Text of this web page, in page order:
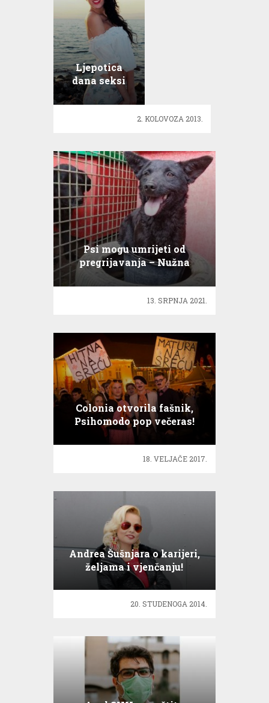
Ljepotica
dana seksi
Dea buduća je
medicinska
2. KOLOVOZA 2013.
Psi mogu umrijeti od
pregrijavanja – Nužna
zaštita životinja od vrućine
13. SRPNJA 2021.
Colonia otvorila fašnik,
Psihomodo pop večeras!
18. VELJAČE 2017.
Andrea Šušnjara o karijeri,
željama i vjenčanju!
20. STUDENOGA 2014.